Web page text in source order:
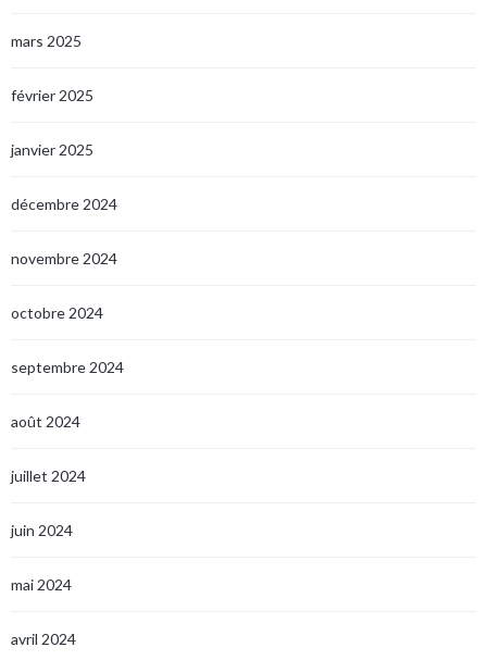
mars 2025
février 2025
janvier 2025
décembre 2024
novembre 2024
octobre 2024
septembre 2024
août 2024
juillet 2024
juin 2024
mai 2024
avril 2024